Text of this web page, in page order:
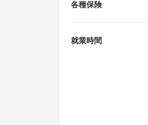
各種保険
就業時間